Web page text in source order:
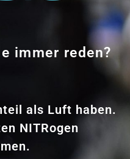
immer reden?
als Luft haben.
NITRogen